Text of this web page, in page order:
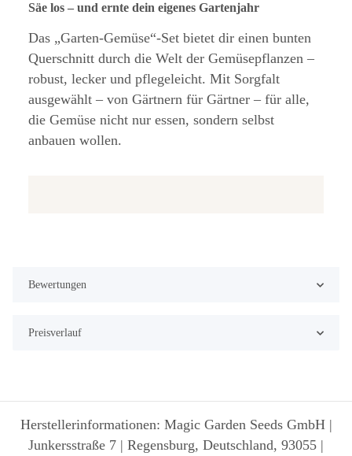
Säe los – und ernte dein eigenes Gartenjahr
Das „Garten-Gemüse“-Set bietet dir einen bunten
Querschnitt durch die Welt der Gemüsepflanzen –
robust, lecker und pflegeleicht. Mit Sorgfalt
ausgewählt – von Gärtnern für Gärtner – für alle,
die Gemüse nicht nur essen, sondern selbst
anbauen wollen.
Bewertungen
Preisverlauf
Herstellerinformationen: Magic Garden Seeds GmbH |
Junkersstraße 7 | Regensburg, Deutschland, 93055 |